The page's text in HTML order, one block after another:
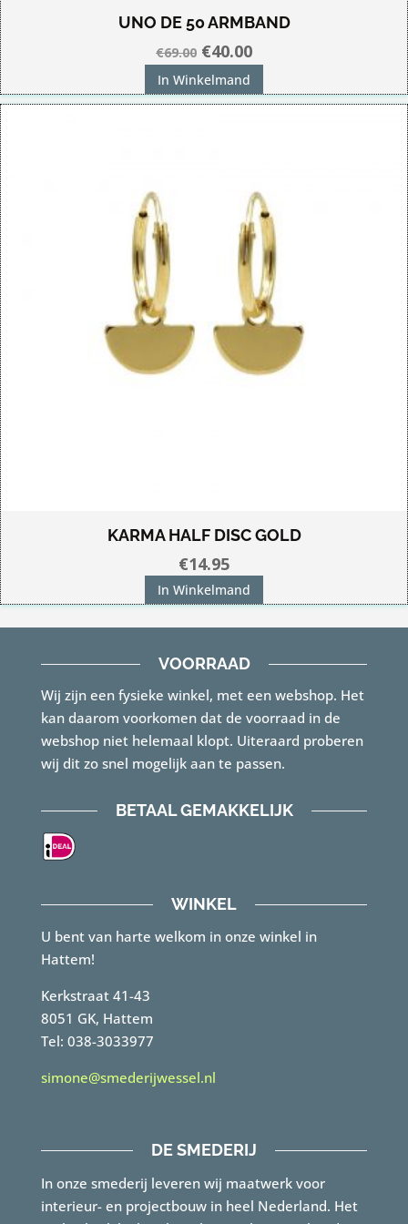
UNO DE 50 ARMBAND
€69.00 Oorspronkelijke
prijs
was:
€40.00Huidige
is:
In Winkelmand
KARMA HALF DISC GOLD
€14.95
In Winkelmand
VOORRAAD
Wij zijn een fysieke winkel, met een webshop. Het
kan daarom voorkomen dat de voorraad in de
webshop niet helemaal klopt. Uiteraard proberen
wij dit zo snel mogelijk aan te passen.
BETAAL GEMAKKELIJK
WINKEL
U bent van harte welkom in onze winkel in
Hattem!
Kerkstraat 41-43
8051 GK, Hattem
Tel: 038-3033977
simone@smederijwessel.nl
DE SMEDERIJ
In onze smederij leveren wij maatwerk voor
interieur- en projectbouw in heel Nederland. Het